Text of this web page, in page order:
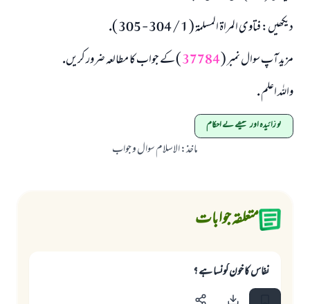
ديكھيں: فتاوى المراۃ المسلمۃ ( 1 / 304 - 305 ).
مزيد آپ سوال نمبر (37784) كے جواب كا مطالعہ ضرور كريں.
واللہ اعلم .
نو زائیدہ اور عقیقے کے احکام
ماخذ:الاسلام سوال و جواب
متعلقہ جوابات
نفاس کا خون کونسا ہے ؟